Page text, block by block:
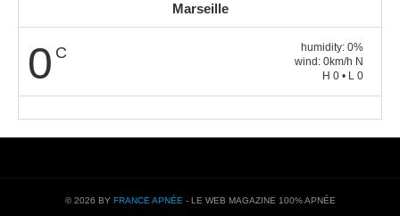
Marseille
0 C
humidity: 0%
wind: 0km/h N
H 0 • L 0
© 2026 BY FRANCE APNÉE - LE WEB MAGAZINE 100% APNÉE